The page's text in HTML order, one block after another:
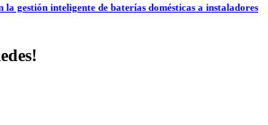
gestión inteligente de baterías domésticas a instaladores